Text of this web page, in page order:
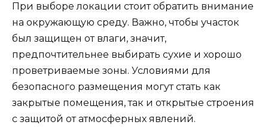
При выборе локации стоит обратить внимание
на окружающую среду. Важно, чтобы участок
был защищен от влаги, значит,
предпочтительнее выбирать сухие и хорошо
проветриваемые зоны. Условиями для
безопасного размещения могут стать как
закрытые помещения, так и открытые строения
с защитой от атмосферных явлений.